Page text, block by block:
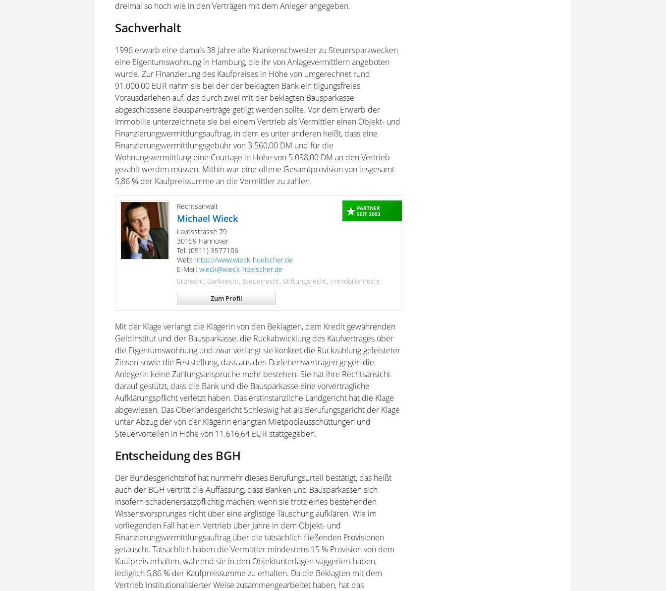
dreimal so hoch wie in den Verträgen mit dem Anleger angegeben.
Sachverhalt
1996 erwarb eine damals 38 Jahre alte Krankenschwester zu Steuersparzwecken
eine Eigentumswohnung in Hamburg, die ihr von Anlagevermittlern angeboten
wurde. Zur Finanzierung des Kaufpreises in Höhe von umgerechnet rund
91.000,00 EUR nahm sie bei der der beklagten Bank ein tilgungsfreies
Vorausdarlehen auf, das durch zwei mit der beklagten Bausparkasse
abgeschlossene Bausparverträge getilgt werden sollte. Vor dem Erwerb der
Immobilie unterzeichnete sie bei einem Vertrieb als Vermittler einen Objekt- und
Finanzierungsvermittlungsauftrag, in dem es unter anderen heißt, dass eine
Finanzierungsvermittlungsgebühr von 3.560,00 DM und für die
Wohnungsvermittlung eine Courtage in Höhe von 5.098,00 DM an den Vertrieb
gezahlt werden müssen. Mithin war eine offene Gesamtprovision von insgesamt
5,86 % der Kaufpreissumme an die Vermittler zu zahlen.
PARTNER
SEIT 2003
Rechtsanwalt
Michael Wieck
Lavesstrasse 79
30159 Hannover
Tel: (0511) 3577106
Web: https://www.wieck-hoelscher.de
E-Mail: wieck@wieck-hoelscher.de
Erbrecht, Bankrecht, Steuerrecht, Stiftungsrecht, Immobilienrecht
Zum Profil
Mit der Klage verlangt die Klägerin von den Beklagten, dem Kredit gewährenden
Geldinstitut und der Bausparkasse, die Rückabwicklung des Kaufvertrages über
die Eigentumswohnung und zwar verlangt sie konkret die Rückzahlung geleisteter
Zinsen sowie die Feststellung, dass aus den Darlehensverträgen gegen die
Anlegerin keine Zahlungsansprüche mehr bestehen. Sie hat ihre Rechtsansicht
darauf gestützt, dass die Bank und die Bausparkasse eine vorvertragliche
Aufklärungspflicht verletzt haben. Das erstinstanzliche Landgericht hat die Klage
abgewiesen. Das Oberlandesgericht Schleswig hat als Berufungsgericht der Klage
unter Abzug der von der Klägerin erlangten Mietpoolausschüttungen und
Steuervorteilen in Höhe von 11.616,64 EUR stattgegeben.
Entscheidung des BGH
Der Bundesgerichtshof hat nunmehr dieses Berufungsurteil bestätigt, das heißt
auch der BGH vertritt die Auffassung, dass Banken und Bausparkassen sich
insofern schadenersatzpflichtig machen, wenn sie trotz eines bestehenden
Wissensvorsprunges nicht über eine arglistige Täuschung aufklären. Wie im
vorliegenden Fall hat ein Vertrieb über Jahre in dem Objekt- und
Finanzierungsvermittlungsauftrag über die tatsächlich fließenden Provisionen
getäuscht. Tatsächlich haben die Vermittler mindestens 15 % Provision von dem
Kaufpreis erhalten, während sie in den Objektunterlagen suggeriert haben,
lediglich 5,86 % der Kaufpreissumme zu erhalten. Da die Beklagten mit dem
Vertrieb institutionalisierter Weise zusammengearbeitet haben, hat das